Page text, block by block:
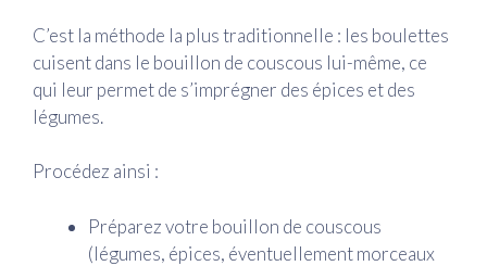
C’est la méthode la plus traditionnelle : les boulettes
cuisent dans le bouillon de couscous lui-même, ce
qui leur permet de s’imprégner des épices et des
légumes.
Procédez ainsi :
Préparez votre bouillon de couscous
(légumes, épices, éventuellement morceaux